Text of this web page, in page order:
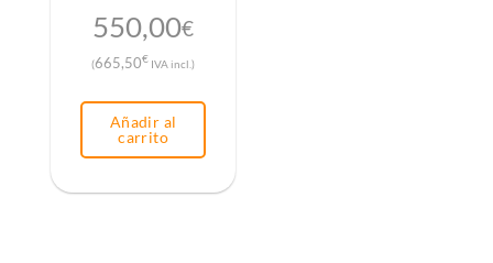
550,00€
(665,50€ IVA incl.)
Añadir al
carrito